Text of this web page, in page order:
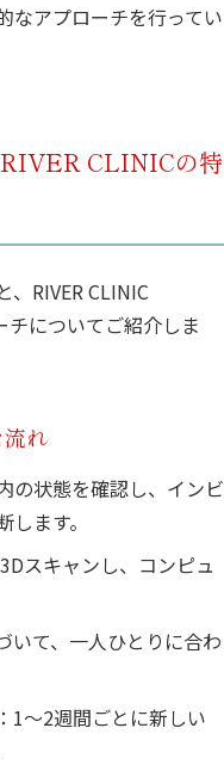
なアプローチを行ってい
RIVER CLINICの特
RIVER CLINIC
チについてご紹介しま
れ
の状態を確認し、インビ
ます。
スキャンし、コンピュ
いて、一人ひとりに合わ
：1〜2週間ごとに新しい